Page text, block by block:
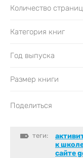
Количество страниц
Категория книг
Год выпуска
Размер книги
Поделиться
теги:
к
сайте